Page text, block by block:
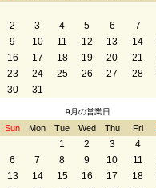
2
3 4 5 6 7
9
10 11 12 13 14
16
17 18 19 20 21
23
24 25 26 27 28
30
31
9月の営業日
Sun Mon Tue Wed Thu Fri
1 2 3 4
6
7 8 9 10 11
13
14 15 16 17 18